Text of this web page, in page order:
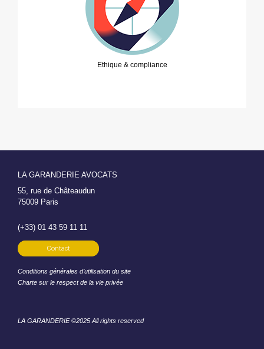
Ethique & compliance
LA GARANDERIE AVOCATS
55, rue de Châteaudun
75009 Paris
(+33) 01 43 59 11 11
Contact
Conditions générales d’utilisation du site
Charte sur le respect de la vie privée
LA GARANDERIE ©2025 All rights reserved